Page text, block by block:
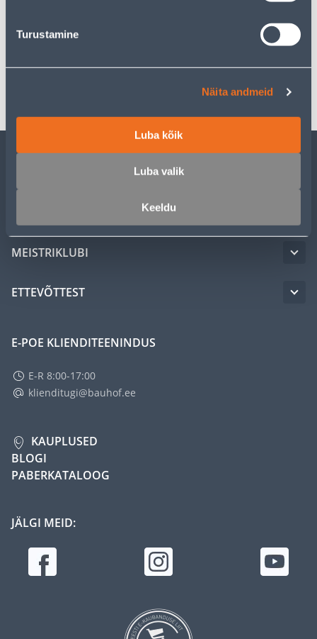
Turustamine
Näita andmeid
Luba kõik
Luba valik
Keeldu
MEISTRIKLUBI
ETTEVÕTTEST
E-POE KLIENDITEENINDUS
E-R 8:00-17:00
klienditugi@bauhof.ee
KAUPLUSED
BLOGI
PABERKATALOOG
JÄLGI MEID: